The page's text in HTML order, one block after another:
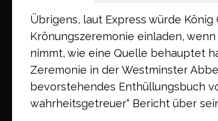
Übrigens, laut Express würde
Krönungszeremonie einladen,
nimmt, wie eine Quelle behauptet
Zeremonie in der Westminster
bevorstehendes Enthüllungsbuch
wahrheitsgetreuer“ Bericht über